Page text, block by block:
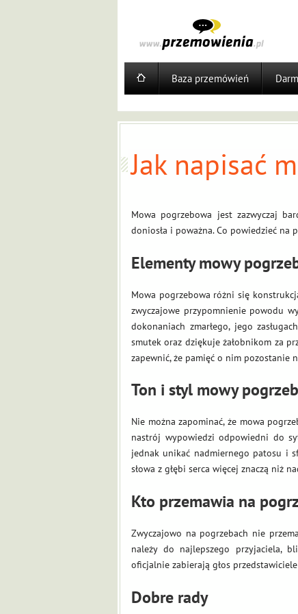
Baza przemówień
Jak napisać
Mowa pogrzebowa jest zazwyczaj
doniosła i poważna. Co powiedzieć na
Elementy mowy
Mowa pogrzebowa różni się
zwyczajowe przypomnienie powodu
dokonaniach zmarłego, jego
smutek oraz dziękuje żałobnikom za
zapewnić, że pamięć o nim pozostanie
Ton i styl mowy
Nie można zapominać, że mowa
nastrój wypowiedzi odpowiedni do
jednak unikać nadmiernego patosu i
słowa z głębi serca więcej znaczą niż
Kto przemawia na
Zwyczajowo na pogrzebach nie
należy do najlepszego przyjaciela,
oficjalnie zabierają głos
Dobre rady